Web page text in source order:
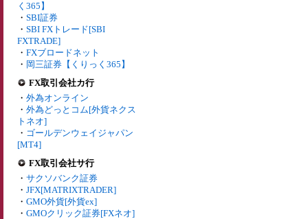
く365】
・ SBI証券
・ SBI FXトレード[SBI
FXTRADE]
・ FXブロードネット
・ 岡三証券【くりっく365】
FX取引会社カ行
・ 外為オンライン
・ 外為どっとコム[外貨ネクス
トネオ]
・ ゴールデンウェイジャパン
[MT4]
FX取引会社サ行
・ サクソバンク証券
・ JFX[MATRIXTRADER]
・ GMO外貨[外貨ex]
・ GMOクリック証券[FXネオ]